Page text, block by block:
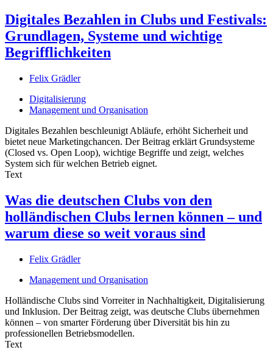
Digitales Bezahlen in Clubs und Festivals:
Grundlagen, Systeme und wichtige
Begrifflichkeiten
Felix Grädler
Digitalisierung
Management und Organisation
Digitales Bezahlen beschleunigt Abläufe, erhöht Sicherheit und
bietet neue Marketingchancen. Der Beitrag erklärt Grundsysteme
(Closed vs. Open Loop), wichtige Begriffe und zeigt, welches
System sich für welchen Betrieb eignet.
Text
Was die deutschen Clubs von den
holländischen Clubs lernen können – und
warum diese so weit voraus sind
Felix Grädler
Management und Organisation
Holländische Clubs sind Vorreiter in Nachhaltigkeit, Digitalisierung
und Inklusion. Der Beitrag zeigt, was deutsche Clubs übernehmen
können – von smarter Förderung über Diversität bis hin zu
professionellen Betriebsmodellen.
Text